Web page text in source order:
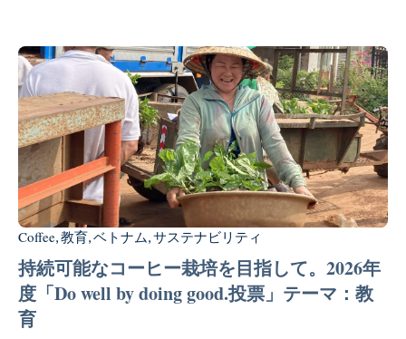
すべての商品
Coffee
Chocolate
Gift
Coffee,教育,ベトナム,サステナビリティ
持続可能なコーヒー栽培を目指して。2026年
度「Do well by doing good.投票」テーマ：教
育